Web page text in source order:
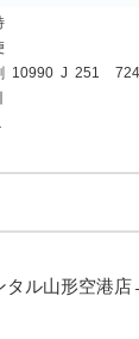
10990 J 251 724
ル山形空港